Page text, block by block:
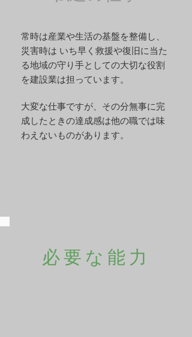
​常時は産業や生活の基盤を整備し、
災害時は いち早く救援や復旧に当た
る地域の守り手としての大切な役割
を建設業は担っています。
大変な仕事ですが、その分無事に完
成したときの達成感は他の職では味
わえないものがあります。
必要な能力